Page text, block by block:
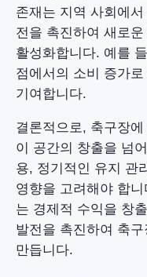
존재는 지역 사회에
전을 촉진하여 새로
활성화합니다. 예를
점에서의 소비 증가
기여합니다.
결론적으로, 축구장
이 공간의 창출을 넘
용, 정기적인 유지 관
영향을 고려해야 합
는 경제적 수익을 창
발전을 촉진하여 축
만듭니다.